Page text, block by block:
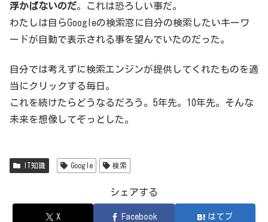
浮かばないのだ。これは恐ろしい事だ。
わたしは自らGoogleの検索窓に自分の検索したいキーワ
ードが自動で表示される事を望んでいたのだった。
自分では考えずに検索エンジンが提供してくれたものを適
当にクリックする毎日。
これを続けたらどうなるだろう。5年先。10年先。そんな
未来を想像してぞっとした。
IT知識 Google 検索
シェアする
X Facebook はてブ